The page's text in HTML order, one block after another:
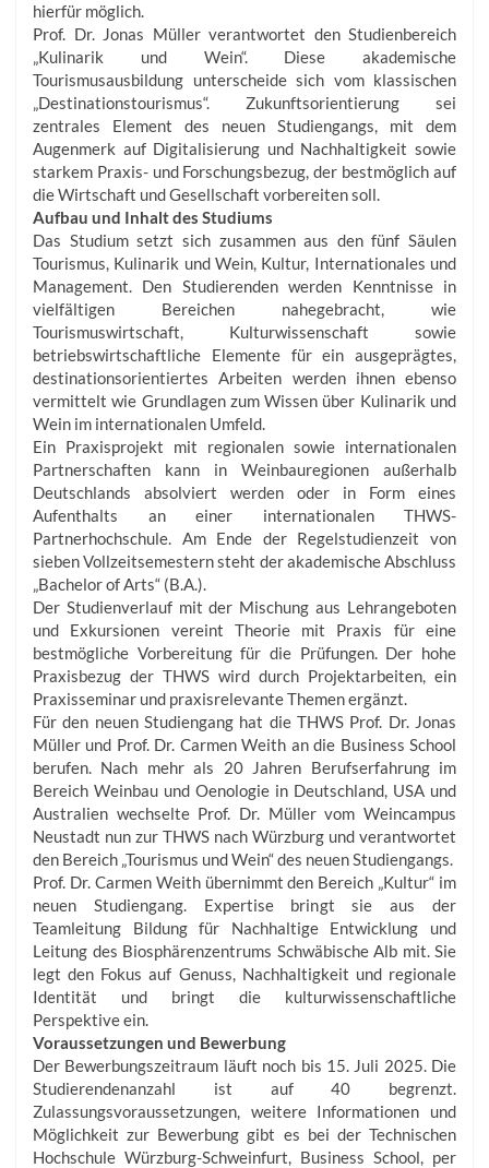
hierfür möglich.
Prof. Dr. Jonas Müller verantwortet den Studienbereich
„Kulinarik und Wein“. Diese akademische
Tourismusausbildung unterscheide sich vom klassischen
„Destinationstourismus“. Zukunftsorientierung sei
zentrales Element des neuen Studiengangs, mit dem
Augenmerk auf Digitalisierung und Nachhaltigkeit sowie
starkem Praxis- und Forschungsbezug, der bestmöglich auf
die Wirtschaft und Gesellschaft vorbereiten soll.
Aufbau und Inhalt des Studiums
Das Studium setzt sich zusammen aus den fünf Säulen
Tourismus, Kulinarik und Wein, Kultur, Internationales und
Management. Den Studierenden werden Kenntnisse in
vielfältigen Bereichen nahegebracht, wie
Tourismuswirtschaft, Kulturwissenschaft sowie
betriebswirtschaftliche Elemente für ein ausgeprägtes,
destina­tionsorientiertes Arbeiten werden ihnen ebenso
vermittelt wie Grundlagen zum Wissen über Kulinarik und
Wein im internationalen Umfeld.
Ein Praxisprojekt mit regionalen sowie internationalen
Partnerschaften kann in Weinbauregionen außerhalb
Deutschlands absolviert werden oder in Form eines
Aufenthalts an einer internationalen THWS-
Partnerhochschule. Am Ende der Regelstudienzeit von
sieben Vollzeitsemestern steht der akademische Abschluss
„Bachelor of Arts“ (B.A.).
Der Studienverlauf mit der Mischung aus Lehrangeboten
und Exkursionen vereint Theorie mit Praxis für eine
bestmögliche Vorbereitung für die Prüfungen. Der hohe
Praxisbezug der THWS wird durch Projektarbeiten, ein
Praxisseminar und praxisrelevante Themen ergänzt.
Für den neuen Studiengang hat die THWS Prof. Dr. Jonas
Müller und Prof. Dr. Carmen Weith an die Business School
berufen. Nach mehr als 20 Jahren Berufserfahrung im
Bereich Weinbau und Oenologie in Deutschland, USA und
Australien wechselte Prof. Dr. Müller vom Weincampus
Neustadt nun zur THWS nach Würzburg und verantwortet
den Bereich „Tourismus und Wein“ des neuen Studiengangs.
Prof. Dr. Carmen Weith übernimmt den Bereich „Kultur“ im
neuen Studiengang. Expertise bringt sie aus der
Teamleitung Bildung für Nachhaltige Entwicklung und
Leitung des Bio­sphärenzentrums Schwäbische Alb mit. Sie
legt den Fokus auf Genuss, Nachhaltigkeit und regionale
Identität und bringt die kulturwissenschaftliche
Perspektive ein.
Voraussetzungen und Bewerbung
Der Bewerbungszeitraum läuft noch bis 15. Juli 2025. Die
Studierendenanzahl ist auf 40 begrenzt.
Zulassungsvoraussetzungen, weitere Informationen und
Möglichkeit zur Bewerbung gibt es bei der Technischen
Hochschule Würzburg-­Schweinfurt, Business School, per